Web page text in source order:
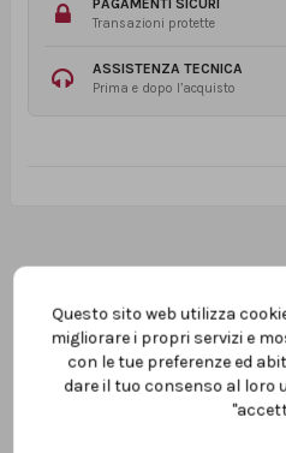
PAGAMENTI SICURI
Transazioni protette
ASSISTENZA TECNICA
Prima e dopo l’acquisto
Descrizione
Questo sito web utilizza
migliorare i propri servizi e
con le tue preferenze ed
dare il tuo consenso al loro